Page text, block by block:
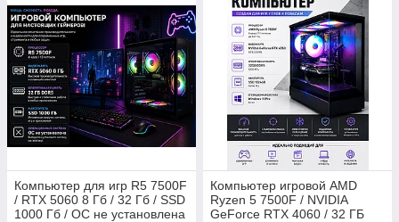
Компьютер для игр R5 7500F
/ RTX 5060 8 Гб / 32 Гб / SSD
1000 Гб / ОС не установлена
Компьютер игровой AMD
Ryzen 5 7500F / NVIDIA
GeForce RTX 4060 / 32 ГБ